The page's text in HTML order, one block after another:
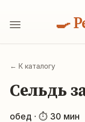
🍳
← К каталогу
Сельдь
обед · ⏱ 30 мин